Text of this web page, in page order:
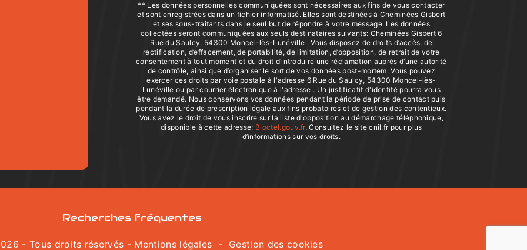
** Les données personnelles communiquées sont nécessaires aux fins de vous contacter
et sont enregistrées dans un fichier informatisé. Elles sont destinées à Cheminées Gisbert
et ses sous-traitants dans le seul but de répondre à votre message. Les données
collectées seront communiquées aux seuls destinataires suivants: Cheminées Gisbert 6
Rue du Saulcy, 54300 Moncel-lès-Lunéville . Vous disposez de droits d’accès, de
rectification, d’effacement, de portabilité, de limitation, d’opposition, de retrait de votre
consentement à tout moment et du droit d’introduire une réclamation auprès d’une autorité
de contrôle, ainsi que d’organiser le sort de vos données post-mortem. Vous pouvez
exercer ces droits par voie postale à l'adresse 6 Rue du Saulcy, 54300 Moncel-lès-
Lunéville ou par courrier électronique à l'adresse . Un justificatif d'identité pourra vous
être demandé. Nous conservons vos données pendant la période de prise de contact puis
pendant la durée de prescription légale aux fins probatoires et de gestion des contentieux.
Vous avez le droit de vous inscrire sur la liste d'opposition au démarchage téléphonique,
disponible à cette adresse: Bloctel.gouv.fr. Consultez le site cnil.fr pour plus
d’informations sur vos droits.
Recherches fréquentes
- Tous droits réservés - Mentions légales - Gestion des cookies